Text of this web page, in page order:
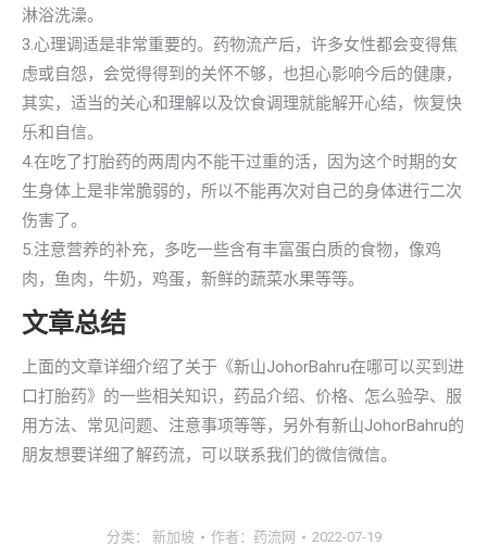
淋浴洗澡。
3.心理调适是非常重要的。药物流产后，许多女性都会变得焦
虑或自怨，会觉得得到的关怀不够，也担心影响今后的健康，
其实，适当的关心和理解以及饮食调理就能解开心结，恢复快
乐和自信。
4.在吃了打胎药的两周内不能干过重的活，因为这个时期的女
生身体上是非常脆弱的，所以不能再次对自己的身体进行二次
伤害了。
5.注意营养的补充，多吃一些含有丰富蛋白质的食物，像鸡
肉，鱼肉，牛奶，鸡蛋，新鲜的蔬菜水果等等。
文章总结
上面的文章详细介绍了关于《新山JohorBahru在哪可以买到进
口打胎药》的一些相关知识，药品介绍、价格、怎么验孕、服
用方法、常见问题、注意事项等等，另外有新山JohorBahru的
朋友想要详细了解药流，可以联系我们的微信微信。
分类： 新加坡 作者： 药流网 2022-07-19